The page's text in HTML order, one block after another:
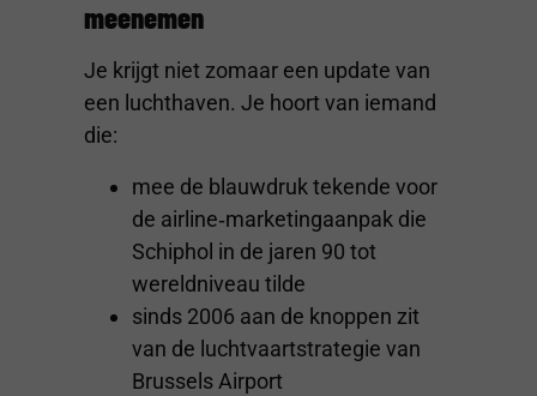
meenemen
Je krijgt niet zomaar een update van
een luchthaven. Je hoort van iemand
die:
mee de blauwdruk tekende voor
de airline‑marketingaanpak die
Schiphol in de jaren 90 tot
wereldniveau tilde
sinds 2006 aan de knoppen zit
van de luchtvaartstrategie van
Brussels Airport